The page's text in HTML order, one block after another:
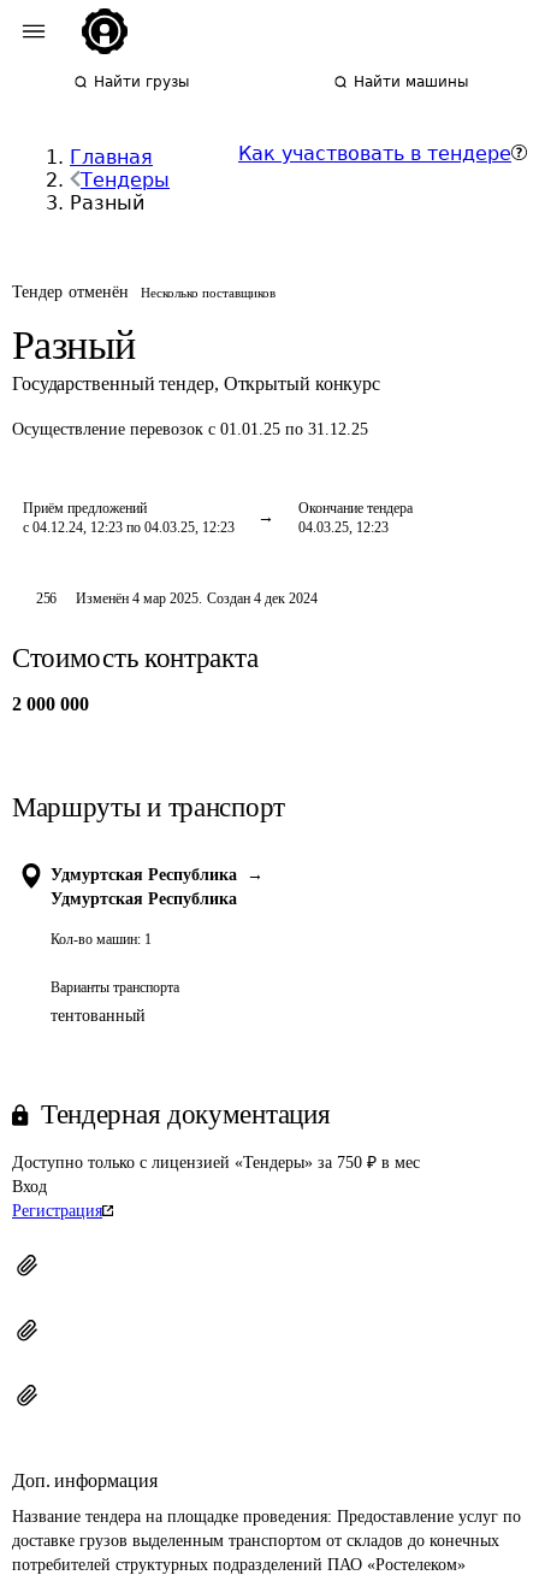
Найти грузы Найти машины
Главная
Тендеры
Разный
Как участвовать в тендере
Тендер отменён Несколько поставщиков
Разный
Государственный тендер, Открытый конкурс
Осуществление перевозок с 01.01.25 по 31.12.25
Приём предложений
с 04.12.24, 12:23 по 04.03.25, 12:23
Окончание тендера
04.03.25, 12:23
256 Изменён4 мар 2025. Создан 4 дек 2024
Стоимость контракта
2 000 000
Маршруты и транспорт
Удмуртская Республика
→
Удмуртская Республика
Кол-во машин: 1
Варианты транспорта
тентованный
Тендерная документация
Доступно только с лицензией «Тендеры» за 750 ₽ в мес
Вход
Регистрация
Доп. информация
Название тендера на площадке проведения: Предоставление услуг по
доставке грузов выделенным транспортом от складов до конечных
потребителей структурных подразделений ПАО «Ростелеком»